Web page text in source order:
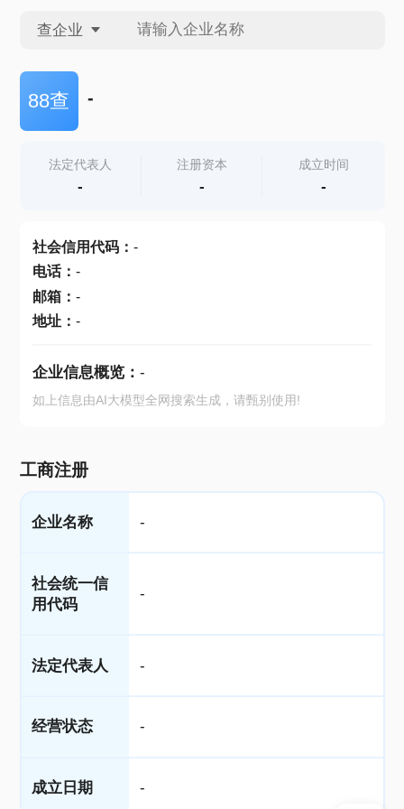
查企业
查企业
查产地
88查 -
法定代表人
-
注册资本
-
成立时间
-
社会信用代码： -
电话： -
邮箱： -
地址： -
企业信息概览： -
如上信息由AI大模型全网搜索生成，请甄别使用!
工商注册
企业名称 -
社会统一信
用代码
-
法定代表人 -
经营状态 -
成立日期 -